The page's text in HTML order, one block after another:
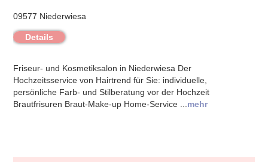
09577 Niederwiesa
Details
Friseur- und Kosmetiksalon in Niederwiesa Der
Hochzeitsservice von Hairtrend für Sie: individuelle,
persönliche Farb- und Stilberatung vor der Hochzeit
Brautfrisuren Braut-Make-up Home-Service ... mehr